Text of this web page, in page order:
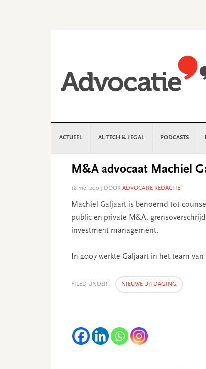
ACTUEEL AI, TECH & LEGAL PODCASTS
M&A advocaat Machiel
18 mei 2009 DOOR ADVOCATIE REDACTIE
Machiel Galjaart is benoemd tot
public en private M&A,
investment management.
In 2007 werkte Galjaart in het team
FILED UNDER: NIEUWE UITDAGING